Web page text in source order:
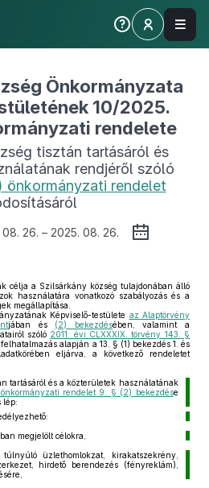
Önkormányzata
10/2025.
rendelete
tisztán tartásáról és
rendjéről szóló
önkormányzati rendelet
26. – 2025. 08. 26.
célja a Szilsárkány község tulajdonában álló
használatára vonatkozó szabályozás és a
megállapítása.
Képviselő-testülete az Alaptörvény
jában és (2) bekezdésében, valamint a
szóló 2011. évi CLXXXIX. törvény 143. §
alapján a 13. § (1) bekezdés 1. és
eljárva, a következő rendeletet
tartásáról és a közterületek használatának
önkormányzati rendelet 9. § (2) bekezdése
lép:
megjelölt célokra,
üzlethomlokzat, kirakatszekrény,
hirdető berendezés (fényreklám),